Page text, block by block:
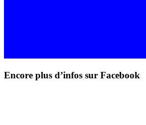
Encore plus d’infos sur Facebook